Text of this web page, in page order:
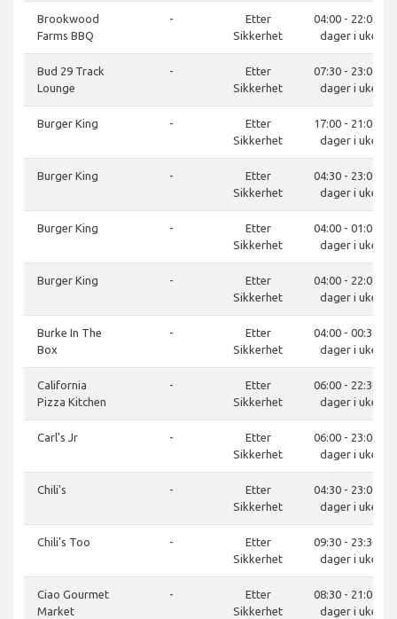
Brookwood
Farms BBQ
-
Etter
Sikkerhet
04:00 - 22:00, 7
dager i uken
Bud 29 Track
Lounge
-
Etter
Sikkerhet
07:30 - 23:00, 7
dager i uken
Burger King -
Etter
Sikkerhet
17:00 - 21:00, 7
dager i uken
Burger King -
Etter
Sikkerhet
04:30 - 23:00, 7
dager i uken
Burger King -
Etter
Sikkerhet
04:00 - 01:00, 7
dager i uken
Burger King -
Etter
Sikkerhet
04:00 - 22:00, 7
dager i uken
Burke In The
Box
-
Etter
Sikkerhet
04:00 - 00:30, 7
dager i uken
California
Pizza Kitchen
-
Etter
Sikkerhet
06:00 - 22:30, 7
dager i uken
Carl's Jr -
Etter
Sikkerhet
06:00 - 23:00, 7
dager i uken
Chili's -
Etter
Sikkerhet
04:30 - 23:00, 7
dager i uken
Chili's Too -
Etter
Sikkerhet
09:30 - 23:30, 7
dager i uken
Ciao Gourmet
Market
-
Etter
Sikkerhet
08:30 - 21:00, 7
dager i uken